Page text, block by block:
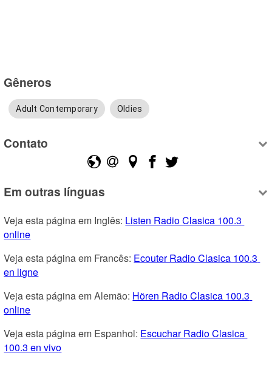
Gêneros
Adult Contemporary Oldies
Contato
Em outras línguas
Veja esta página em Inglês: Listen Radio Clasica 100.3
online
Veja esta página em Francês: Ecouter Radio Clasica 100.3
en ligne
Veja esta página em Alemão: Hören Radio Clasica 100.3
online
Veja esta página em Espanhol: Escuchar Radio Clasica
100.3 en vivo